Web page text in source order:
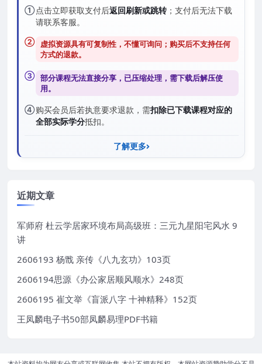
①点击立即获取支付后返回刷新或跳转；支付后无法下载
请联系客服。
② 虚拟资源具有可复制性，不懂可询问；购买后不支持任何
方式的退款。
③ 部分课程无法直接分享，已压缩处理，需下载后解压使
用。
④购买会员后若执意要求退款，需扣除已下载课程对应的
全部实际学分抵扣。
了解更多
近期文章
军师府 杜云学居家环境布局高级班：三元九星阳宅风水 9
讲
2606193 杨戬 亲传《八九玄功》103页
2606194思源《办公家居顺风顺水》248页
2606195 崔文举《盲派八字 十神精释》152页
王凤麟电子书50部凤麟易理PDF书籍